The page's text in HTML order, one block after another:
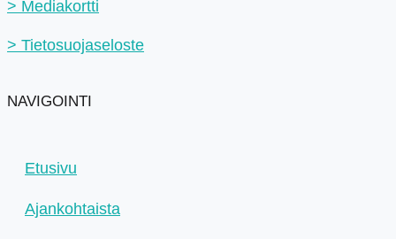
> Mediakortti
> Tietosuojaseloste
NAVIGOINTI
Etusivu
Ajankohtaista